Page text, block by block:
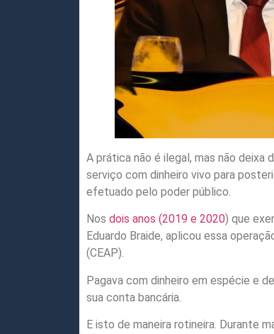
A prática não é ilegal, mas não
serviço com dinheiro vivo para
efetuado pelo poder público.
Nos dois anos (2019 e 2020) que
Eduardo Braide, aplicou essa
(CEAP).
Pagava com dinheiro em espécie e
sua conta bancária.
E isto de maneira rotineira. Durante